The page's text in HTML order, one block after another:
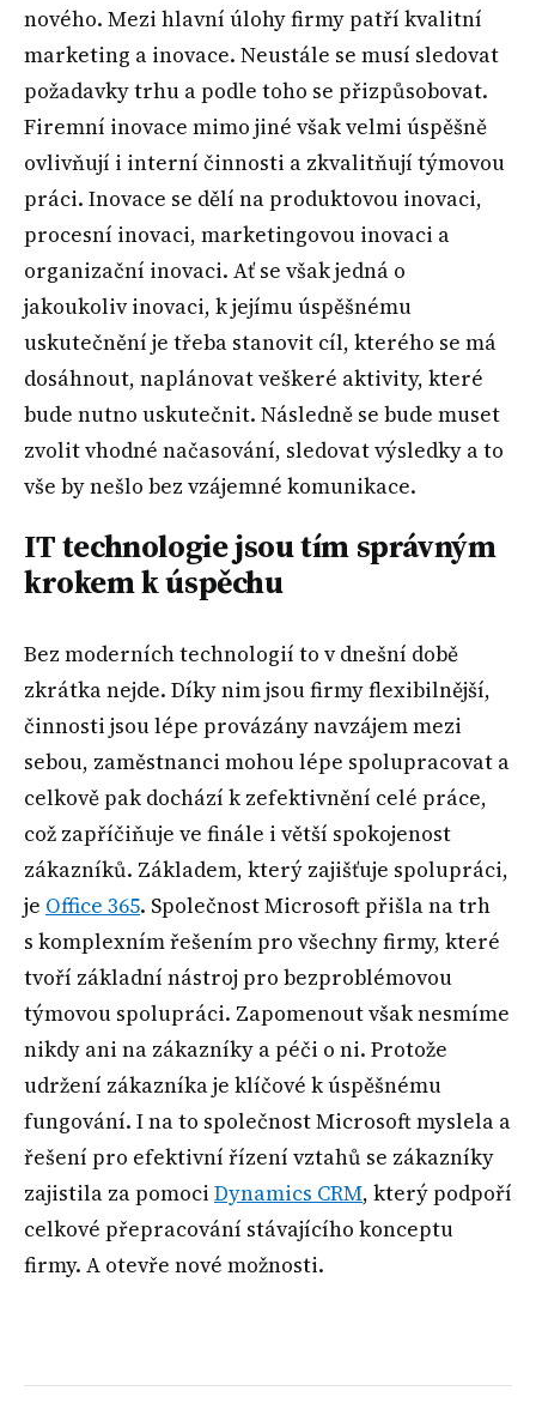
nového. Mezi hlavní úlohy firmy patří kvalitní
marketing a inovace. Neustále se musí sledovat
požadavky trhu a podle toho se přizpůsobovat.
Firemní inovace mimo jiné však velmi úspěšně
ovlivňují i interní činnosti a zkvalitňují týmovou
práci. Inovace se dělí na produktovou inovaci,
procesní inovaci, marketingovou inovaci a
organizační inovaci. Ať se však jedná o
jakoukoliv inovaci, k jejímu úspěšnému
uskutečnění je třeba stanovit cíl, kterého se má
dosáhnout, naplánovat veškeré aktivity, které
bude nutno uskutečnit. Následně se bude muset
zvolit vhodné načasování, sledovat výsledky a to
vše by nešlo bez vzájemné komunikace.
IT technologie jsou tím správným
krokem k úspěchu
Bez moderních technologií to v dnešní době
zkrátka nejde. Díky nim jsou firmy flexibilnější,
činnosti jsou lépe provázány navzájem mezi
sebou, zaměstnanci mohou lépe spolupracovat a
celkově pak dochází k zefektivnění celé práce,
což zapříčiňuje ve finále i větší spokojenost
zákazníků. Základem, který zajišťuje spolupráci,
je Office 365. Společnost Microsoft přišla na trh
s komplexním řešením pro všechny firmy, které
tvoří základní nástroj pro bezproblémovou
týmovou spolupráci. Zapomenout však nesmíme
nikdy ani na zákazníky a péči o ni. Protože
udržení zákazníka je klíčové k úspěšnému
fungování. I na to společnost Microsoft myslela a
řešení pro efektivní řízení vztahů se zákazníky
zajistila za pomoci Dynamics CRM, který podpoří
celkové přepracování stávajícího konceptu
firmy. A otevře nové možnosti.